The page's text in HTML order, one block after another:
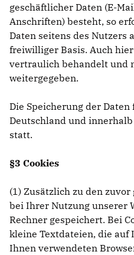
geschäftlicher Daten (E-
Anschriften) besteht, so
Daten seitens des Nutzers
freiwilliger Basis. Auch
vertraulich behandelt und
weitergegeben.
Die Speicherung der
Deutschland und
statt.
§3 Cookies
(1) Zusätzlich zu den
bei Ihrer Nutzung unserer
Rechner gespeichert. Bei
kleine Textdateien, die auf
Ihnen verwendeten